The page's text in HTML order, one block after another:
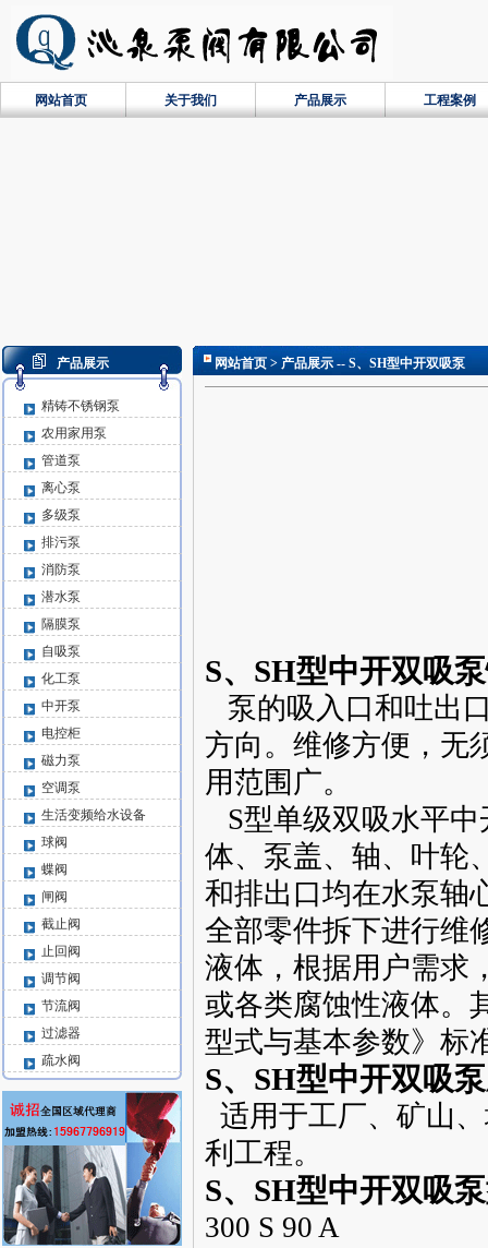
网站首页 关于我们 产品展示 工程案例
产品展示
精铸不锈钢泵
农用家用泵
管道泵
离心泵
多级泵
排污泵
消防泵
潜水泵
隔膜泵
自吸泵
化工泵
中开泵
电控柜
磁力泵
空调泵
生活变频给水设备
球阀
蝶阀
闸阀
截止阀
止回阀
调节阀
节流阀
过滤器
疏水阀
网站首页 > 产品展示 -- S、SH型中开双吸泵
S、SH型中开双吸
泵的吸入口和吐出
方向。维修方便，无
用范围广。
S型单级双吸水平
体、泵盖、轴、叶轮
和排出口均在水泵轴
全部零件拆下进行维
液体，根据用户需求
或各类腐蚀性液体。
型式与基本参数》标
S、SH型中开双吸
适用于工厂、矿山
利工程。
S、SH型中开双吸
300 S 90 A